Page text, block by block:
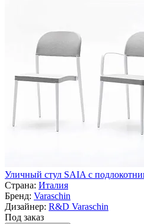
Уличный стул SAIA с
Страна: Италия
Бренд: Varaschin
Дизайнер: R&D Varaschin
Под заказ